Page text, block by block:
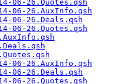
06-26.Quotes.qsh
06-26.AuxInfo.qsh
06-26.Deals.qsh
06-26.Quotes.qsh
06-26.AuxInfo.qsh
06-26.Deals.qsh
06-26.Quotes.qsh